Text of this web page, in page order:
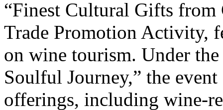
“Finest Cultural Gifts from
Trade Promotion Activity,
on wine tourism. Under
Soulful Journey,” the
offerings, including wine-